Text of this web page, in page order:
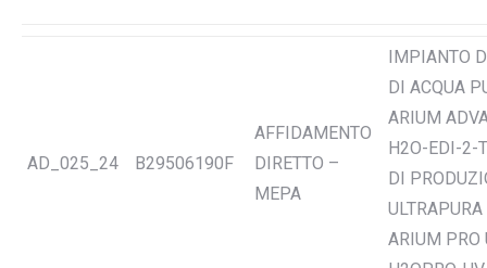
AD_025_24 B29506190F
AFFIDAMENTO
DIRETTO –
MEPA
IMPIANTO
DI ACQUA
ARIUM
H2O-EDI-2-
DI
ARIUM PRO